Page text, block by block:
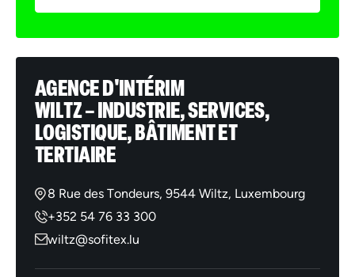
AGENCE D'INTÉRIM
WILTZ – INDUSTRIE, SERVICES,
LOGISTIQUE, BÂTIMENT ET
TERTIAIRE
8 Rue des Tondeurs, 9544 Wiltz, Luxembourg
+352 54 76 33 300
wiltz@sofitex.lu